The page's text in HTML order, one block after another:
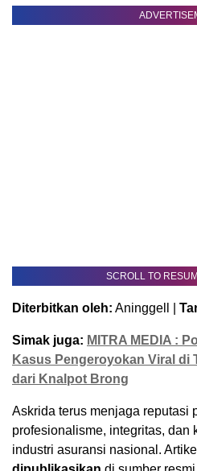
SCROLL TO
Diterbitkan oleh: Aninggell |
Simak juga: MITRA MEDIA :
Kasus Pengeroyokan Viral di
dari Knalpot Brong
Askrida terus menjaga reputasi
profesionalisme, integritas, dan
industri asuransi nasional.